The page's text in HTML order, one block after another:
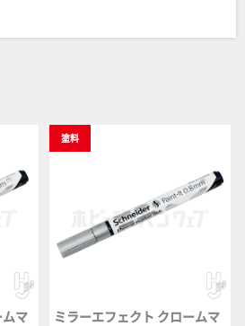
マ
塗料
ミラーエフェクト クロームマ